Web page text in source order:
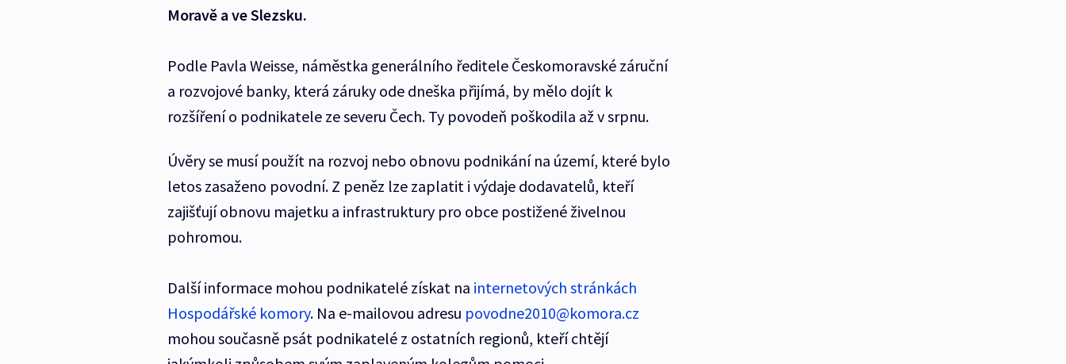
Moravě a ve Slezsku.
Podle Pavla Weisse, náměstka generálního ředitele Českomoravské záruční
a rozvojové banky, která záruky ode dneška přijímá, by mělo dojít k
rozšíření o podnikatele ze severu Čech. Ty povodeň poškodila až v srpnu.
Úvěry se musí použít na rozvoj nebo obnovu podnikání na území, které bylo
letos zasaženo povodní. Z peněz lze zaplatit i výdaje dodavatelů, kteří
zajišťují obnovu majetku a infrastruktury pro obce postižené živelnou
pohromou.
Další informace mohou podnikatelé získat na internetových stránkách
Hospodářské komory. Na e-mailovou adresu povodne2010@komora.cz
mohou současně psát podnikatelé z ostatních regionů, kteří chtějí